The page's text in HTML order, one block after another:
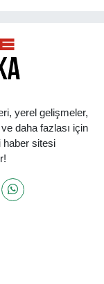
yerel gelişmeler,
daha fazlası için
haber sitesi